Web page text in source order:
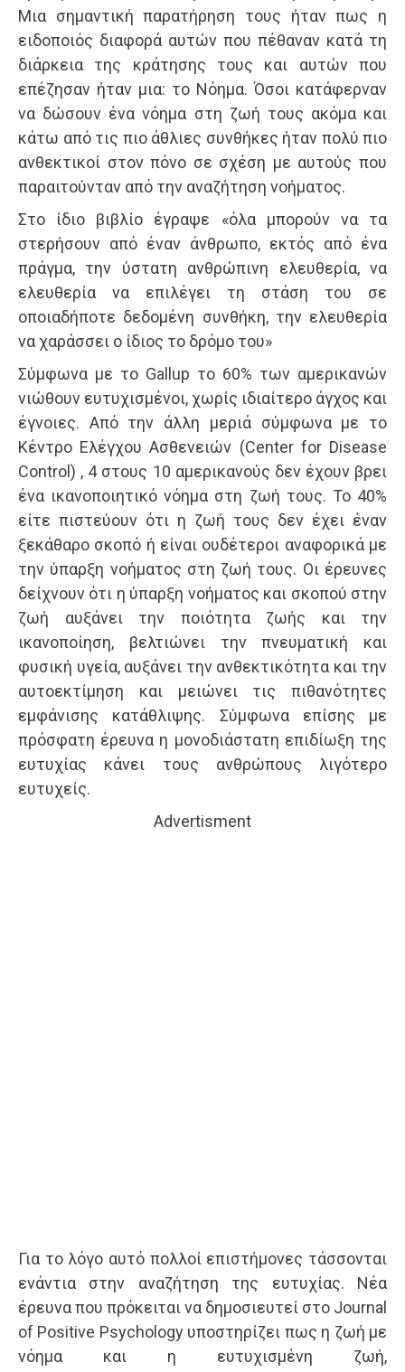
Μια σημαντική παρατήρηση τους ήταν πως η
ειδοποιός διαφορά αυτών που πέθαναν κατά τη
διάρκεια της κράτησης τους και αυτών που
επέζησαν ήταν μια: το Νόημα. Όσοι κατάφερναν
να δώσουν ένα νόημα στη ζωή τους ακόμα και
κάτω από τις πιο άθλιες συνθήκες ήταν πολύ πιο
ανθεκτικοί στον πόνο σε σχέση με αυτούς που
παραιτούνταν από την αναζήτηση νοήματος.
Στο ίδιο βιβλίο έγραψε «όλα μπορούν να τα
στερήσουν από έναν άνθρωπο, εκτός από ένα
πράγμα, την ύστατη ανθρώπινη ελευθερία, να
ελευθερία να επιλέγει τη στάση του σε
οποιαδήποτε δεδομένη συνθήκη, την ελευθερία
να χαράσσει ο ίδιος το δρόμο του»
Σύμφωνα με το Gallup το 60% των αμερικανών
νιώθουν ευτυχισμένοι, χωρίς ιδιαίτερο άγχος και
έγνοιες. Από την άλλη μεριά σύμφωνα με το
Κέντρο Ελέγχου Ασθενειών (Center for Disease
Control) , 4 στους 10 αμερικανούς δεν έχουν βρει
ένα ικανοποιητικό νόημα στη ζωή τους. To 40%
είτε πιστεύουν ότι η ζωή τους δεν έχει έναν
ξεκάθαρο σκοπό ή είναι ουδέτεροι αναφορικά με
την ύπαρξη νοήματος στη ζωή τους. Οι έρευνες
δείχνουν ότι η ύπαρξη νοήματος και σκοπού στην
ζωή αυξάνει την ποιότητα ζωής και την
ικανοποίηση, βελτιώνει την πνευματική και
φυσική υγεία, αυξάνει την ανθεκτικότητα και την
αυτοεκτίμηση και μειώνει τις πιθανότητες
εμφάνισης κατάθλιψης. Σύμφωνα επίσης με
πρόσφατη έρευνα η μονοδιάστατη επιδίωξη της
ευτυχίας κάνει τους ανθρώπους λιγότερο
ευτυχείς.
Advertisment
Για το λόγο αυτό πολλοί επιστήμονες τάσσονται
ενάντια στην αναζήτηση της ευτυχίας. Νέα
έρευνα που πρόκειται να δημοσιευτεί στο Journal
of Positive Psychology υποστηρίζει πως η ζωή με
νόημα και η ευτυχισμένη ζωή,